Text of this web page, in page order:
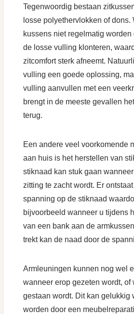
Tegenwoordig bestaan
losse polyethervlokken of dons.
kussens niet regelmatig
de losse vulling klonteren,
zitcomfort sterk afneemt.
vulling een goede oplossing,
vulling aanvullen met een
brengt in de meeste gevallen
terug.
Een andere veel voorkomende
aan huis is het herstellen van
stiknaad kan stuk gaan
zitting te zacht wordt. Er
spanning op de stiknaad
bijvoorbeeld wanneer u tijdens
van een bank aan de
trekt kan de naad door de
Armleuningen kunnen nog wel
wanneer erop gezeten wordt, of
gestaan wordt. Dit kan gelukkig
worden door een